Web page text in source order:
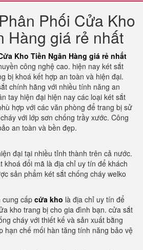
Phối Cửa Kho
Hàng giá rẻ nhất
Kho Tiền Ngân Hàng giá rẻ nhất
công nghệ cao. hiện nay két sắt
bị khoá kết hợp an toàn và hiện đại.
chính hãng với nhiều tính năng an
tay hiện đại hiện nay các loại két sắt
hợp với các văn phòng để trang bị sử
với lớp sơn chống trầy xước. Công
an toàn và bền đẹp.
đại tại nhiều tỉnh thành trên cả nước.
khoá đổi mã là địa chỉ uy tín để khách
sản phẩm két sắt chống cháy welko
cung cấp cửa kho là địa chỉ uy tín để
kho trang bị cho gia đình bạn. cửa sắt
cháy với thiết kế và sản xuất bằng
hạn chế mối hàn tăng tính năng bảo vệ